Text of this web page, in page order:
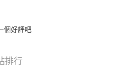
個好評吧
排行